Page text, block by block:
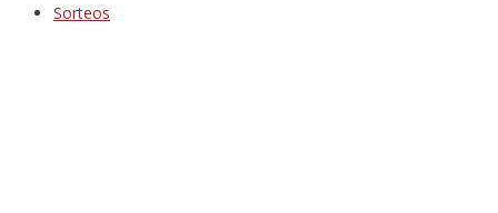
Sorteos